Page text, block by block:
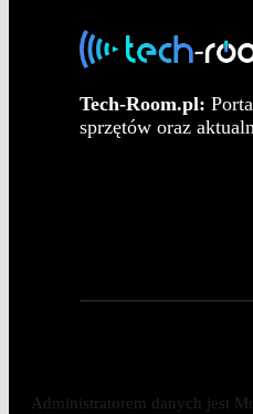
Tech-Room.pl:
sprzętów oraz
Administratorem danych jest